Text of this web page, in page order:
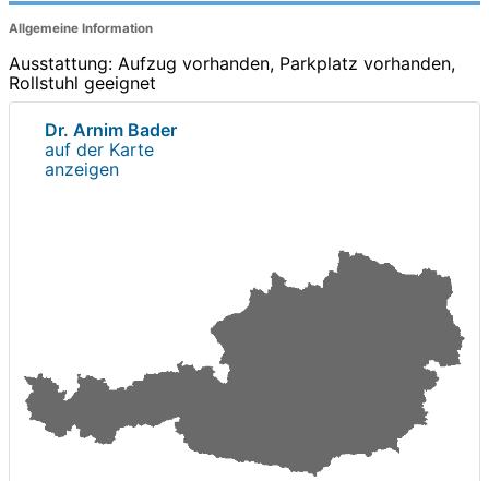
Allgemeine Information
Ausstattung: Aufzug vorhanden, Parkplatz vorhanden,
Rollstuhl geeignet
Dr. Arnim Bader
auf der Karte
anzeigen